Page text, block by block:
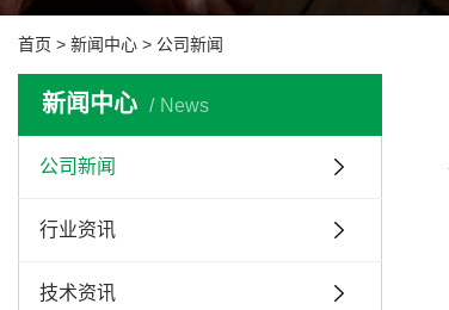
首页 > 新闻中心 > 公司新闻
新闻中心 News
公司新闻
行业资讯
技术资讯